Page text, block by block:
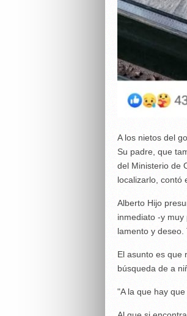
A los nietos del
Su padre, que
del Ministerio de
localizarlo, contó
Alberto Hijo
inmediato -y
lamento y
El asunto es que
búsqueda de a
"A la que hay